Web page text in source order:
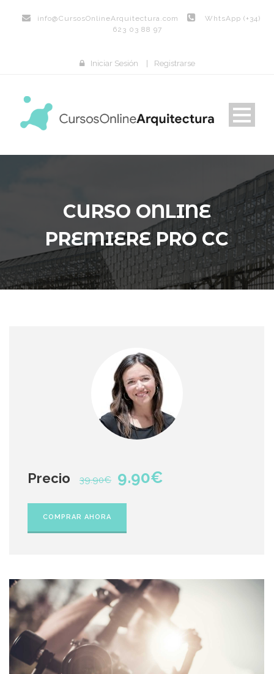
info@CursosOnlineArquitectura.com
WhtsApp (+34)
623 03 88 97
Iniciar Sesión Registrarse
CURSO ONLINE
PREMIERE PRO CC
Precio 39.90€ 9.90€
COMPRAR AHORA